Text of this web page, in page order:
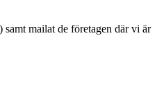
mailat de företagen där vi är